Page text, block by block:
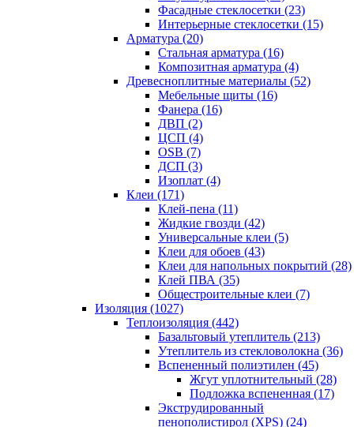
Фасадные стеклосетки (23)
Интерьерные стеклосетки (15)
Арматура (20)
Стальная арматура (16)
Композитная арматура (4)
Древесноплитные материалы (52)
Мебельные щиты (16)
Фанера (16)
ДВП (2)
ЦСП (4)
OSB (7)
ДСП (3)
Изоплат (4)
Клеи (171)
Клей-пена (11)
Жидкие гвозди (42)
Универсальные клеи (5)
Клеи для обоев (43)
Клеи для напольных покрытий (28)
Клей ПВА (35)
Общестроительные клеи (7)
Изоляция (1027)
Теплоизоляция (442)
Базальтовый утеплитель (213)
Утеплитель из стекловолокна (36)
Вспененный полиэтилен (45)
Жгут уплотнительный (28)
Подложка вспененная (17)
Экструдированный
пенополистирол (XPS) (24)